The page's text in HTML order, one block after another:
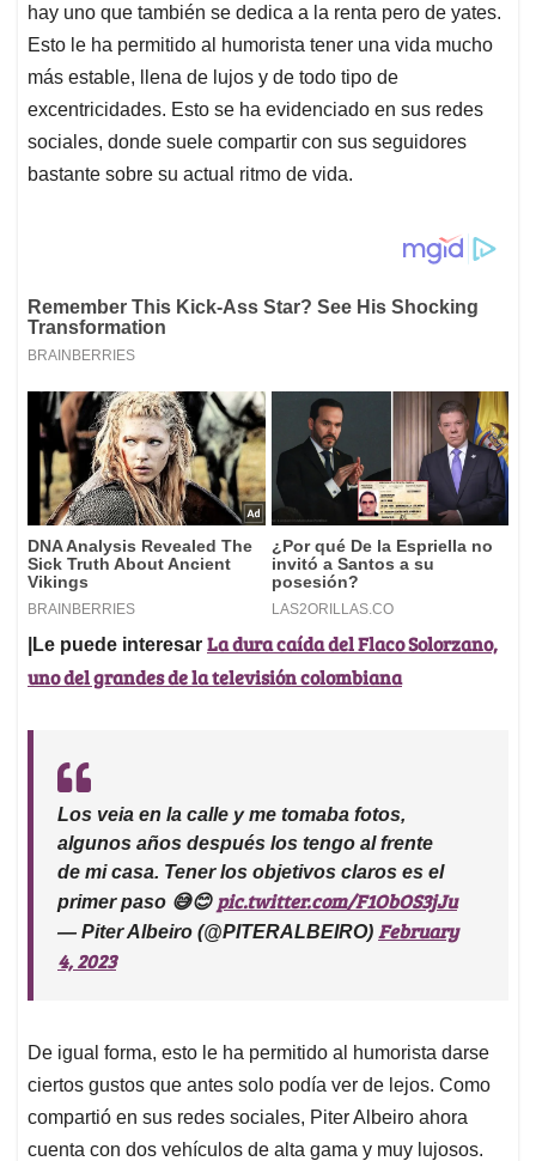
hay uno que también se dedica a la renta pero de yates.
Esto le ha permitido al humorista tener una vida mucho
más estable, llena de lujos y de todo tipo de
excentricidades. Esto se ha evidenciado en sus redes
sociales, donde suele compartir con sus seguidores
bastante sobre su actual ritmo de vida.
|Le puede interesar La dura caída del Flaco Solorzano,
uno del grandes de la televisión colombiana
Los veia en la calle y me tomaba fotos,
algunos años después los tengo al frente
de mi casa. Tener los objetivos claros es el
primer paso 😅😊 pic.twitter.com/F1ObOS3jJu
— Piter Albeiro (@PITERALBEIRO) February
4, 2023
De igual forma, esto le ha permitido al humorista darse
ciertos gustos que antes solo podía ver de lejos. Como
compartió en sus redes sociales, Piter Albeiro ahora
cuenta con dos vehículos de alta gama y muy lujosos.